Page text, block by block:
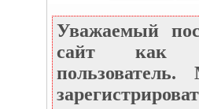
Уважаемый
сайт как